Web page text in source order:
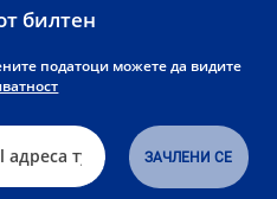
билтен
податоци можете да видите